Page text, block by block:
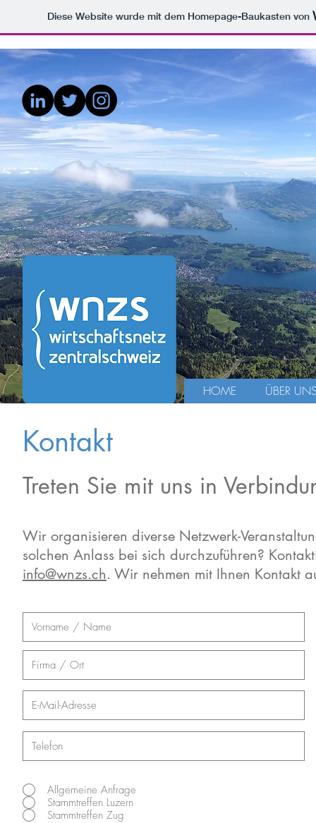
Diese Website wurde mit dem Homepage-Baukasten von
HOME ÜBER
Kontakt
Treten Sie mit uns in
Wir organisieren diverse Netzwerk-
solchen Anlass bei sich durchzuführen?
info@wnzs.ch. Wir nehmen mit Ihnen Kontakt
Allgemeine Anfrage
Stammtreffen Luzern
Stammtreffen Zug